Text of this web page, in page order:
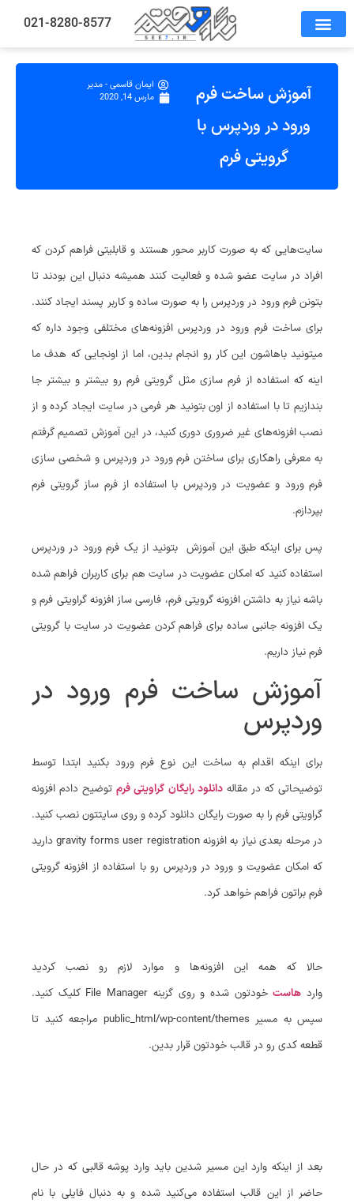
021-8280-8577
آموزش ساخت فرم
ورود در وردپرس با
گرویتی فرم
ایمان قاسمی - مدیر
مارس 14, 2020
سایت‌هایی که به صورت کاربر محور هستند و قابلیتی فراهم کردن که
افراد در سایت عضو شده و فعالیت کنند همیشه دنبال این بودند تا
بتونن فرم ورود در وردپرس را به صورت ساده و کاربر پسند ایجاد کنند.
برای ساخت فرم ورود در وردپرس افزونه‌های مختلفی وجود داره که
میتونید باهاشون این کار رو انجام بدین، اما از اونجایی که هدف ما
اینه که استفاده از فرم سازی مثل گرویتی فرم رو بیشتر و بیشتر جا
بندازیم تا با استفاده از اون بتونید هر فرمی در سایت ایجاد کرده و از
نصب افزونه‌های غیر ضروری دوری کنید، در این آموزش تصمیم گرفتم
به معرفی راهکاری برای ساختن فرم ورود در وردپرس و شخصی سازی
فرم ورود و عضویت در وردپرس با استفاده از فرم ساز گرویتی فرم
بپردازم.
پس برای اینکه طبق این آموزش بتونید از یک فرم ورود در وردپرس
استفاده کنید که امکان عضویت در سایت هم برای کاربران فراهم شده
باشه نیاز به داشتن افزونه گرویتی فرم، فارسی ساز افزونه گراویتی فرم و
یک افزونه جانبی ساده برای فراهم کردن عضویت در سایت با گرویتی
فرم نیاز داریم.
آموزش ساخت فرم ورود در
وردپرس
برای اینکه اقدام به ساخت این نوع فرم ورود بکنید ابتدا توسط
توضیحاتی که در مقالهدانلود رایگان گراویتی فرمتوضیح دادم افزونه
گراویتی فرم را به صورت رایگان دانلود کرده و روی سایتتون نصب کنید.
در مرحله بعدی نیاز به افزونه gravity forms user registration دارید
که امکان عضویت و ورود در وردپرس رو با استفاده از افزونه گرویتی
فرم براتون فراهم خواهد کرد.
حالا که همه این افزونه‌ها و موارد لازم رو نصب کردید
وارد هاست
خودتون شده و روی گزینه File Manager کلیک کنید.
سپس به مسیر public_html/wp-content/themes مراجعه کنید تا
قطعه کدی رو در قالب خودتون قرار بدین.
بعد از اینکه وارد این مسیر شدین باید وارد پوشه قالبی که در حال
حاضر از این قالب استفاده می‌کنید شده و به دنبال فایلی با نام